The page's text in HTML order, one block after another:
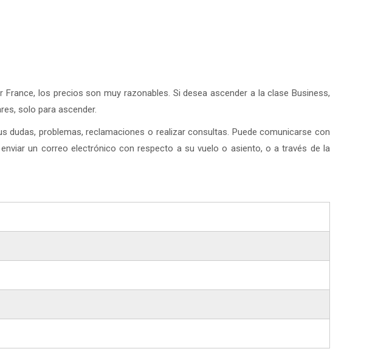
los precios son muy razonables. Si desea ascender a la clase Business,
solo para ascender.
dudas, problemas, reclamaciones o realizar consultas. Puede comunicarse con
un correo electrónico con respecto a su vuelo o asiento, o a través de la